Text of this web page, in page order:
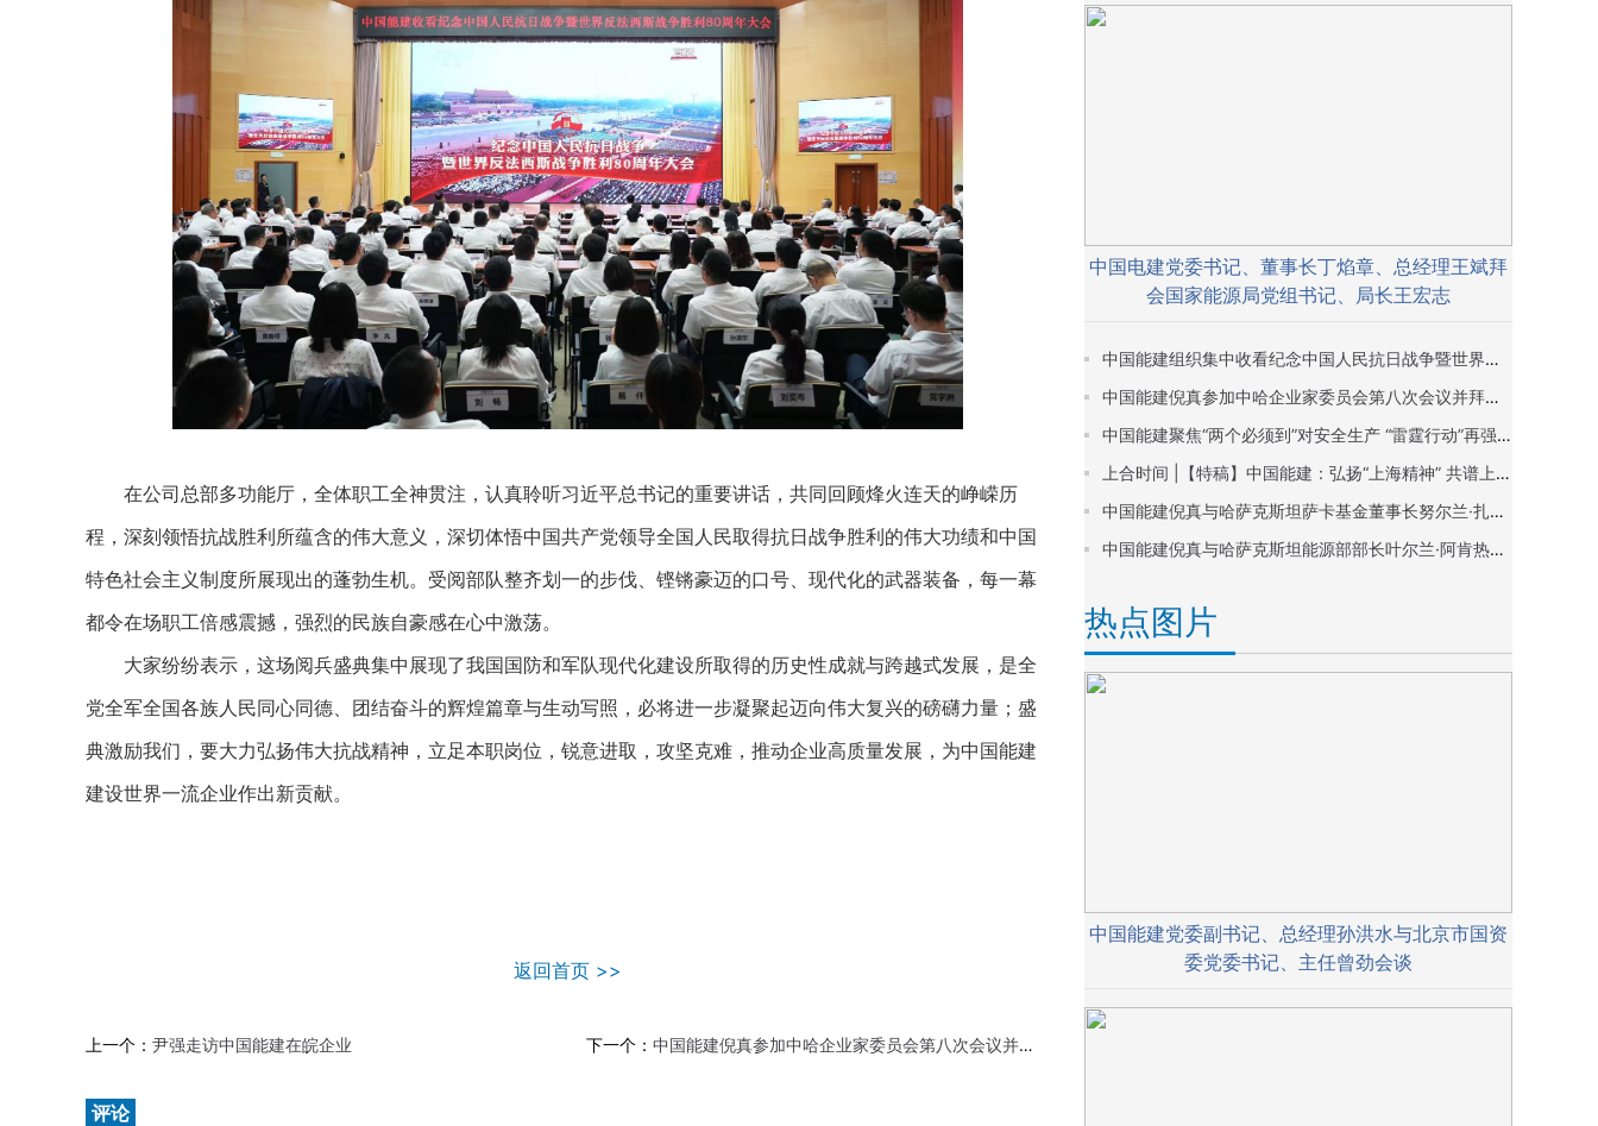
在公司总部多功能厅，全体职工全神贯注，认真聆听习近平总书记的重要讲话，共同回顾烽火连天的峥嵘历
程，深刻领悟抗战胜利所蕴含的伟大意义，深切体悟中国共产党领导全国人民取得抗日战争胜利的伟大功绩和中国
特色社会主义制度所展现出的蓬勃生机。受阅部队整齐划一的步伐、铿锵豪迈的口号、现代化的武器装备，每一幕
都令在场职工倍感震撼，强烈的民族自豪感在心中激荡。
大家纷纷表示，这场阅兵盛典集中展现了我国国防和军队现代化建设所取得的历史性成就与跨越式发展，是全
党全军全国各族人民同心同德、团结奋斗的辉煌篇章与生动写照，必将进一步凝聚起迈向伟大复兴的磅礴力量；盛
典激励我们，要大力弘扬伟大抗战精神，立足本职岗位，锐意进取，攻坚克难，推动企业高质量发展，为中国能建
建设世界一流企业作出新贡献。
返回首页 >>
上一个： 尹强走访中国能建在皖企业 下一个：中国能建倪真参加中哈企业家委员会第八次会议并拜会哈萨克斯坦总统托卡耶夫
评论
中国电建党委书记、董事长丁焰章、总经理王斌拜
会国家能源局党组书记、局长王宏志
中国能建组织集中收看纪念中国人民抗日战争暨世界反法西斯战争胜利80周年大会
中国能建倪真参加中哈企业家委员会第八次会议并拜会哈萨克斯坦总统托卡耶夫
中国能建聚焦“两个必须到”对安全生产 “雷霆行动”再强调、再部署、再落实
上合时间 |【特稿】中国能建：弘扬“上海精神” 共谱上合新篇
中国能建倪真与哈萨克斯坦萨卡基金董事长努尔兰·扎库波夫会谈
中国能建倪真与哈萨克斯坦能源部部长叶尔兰·阿肯热诺夫会谈
热点图片
中国能建党委副书记、总经理孙洪水与北京市国资
委党委书记、主任曾劲会谈